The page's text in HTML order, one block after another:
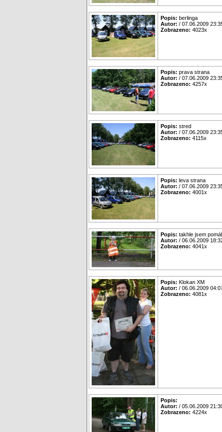
Popis: berlinga
Autor: / 07.06.2009
Zobrazeno: 4023x
Popis: prava strana
Autor: / 07.06.2009
Zobrazeno: 4257x
Popis: stred
Autor: / 07.06.2009
Zobrazeno: 4115x
Popis: leva strana
Autor: / 07.06.2009
Zobrazeno: 4001x
Popis: takhle jsem
Autor: / 06.06.2009
Zobrazeno: 4041x
Popis: Klokan XM
Autor: / 06.06.2009
Zobrazeno: 4081x
Popis:
Autor: / 05.06.2009
Zobrazeno: 4224x